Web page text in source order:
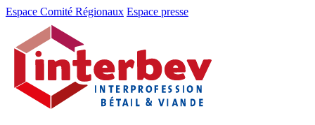
Aller
Aller
contenu
Espace Comité Régionaux Espace presse